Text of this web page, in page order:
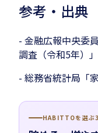
参考・出典
- 金融広報中央委
調査（令和5年）」
- 総務省統計局「
HABITTOを選ぶ